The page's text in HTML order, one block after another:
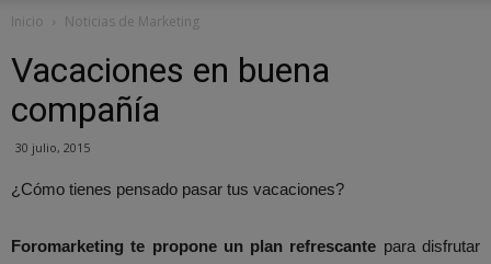
Inicio Noticias de Marketing
Vacaciones en buena
compañía
30 julio, 2015
¿Cómo tienes pensado pasar tus vacaciones?
Foromarketing te propone un plan refrescante para disfrutar